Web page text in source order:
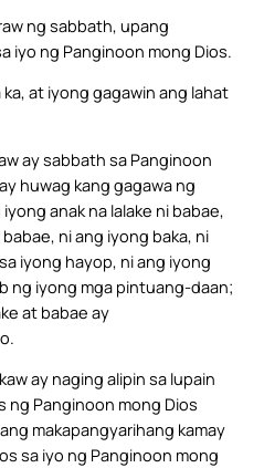
ng sabbath, upang
iyo ng Panginoon mong Dios.
ka, at iyong gagawin ang lahat
ay sabbath sa Panginoon
huwag kang gagawa ng
anak na lalake ni babae,
ni ang iyong baka, ni
iyong hayop, ni ang iyong
ng iyong mga pintuang-daan;
at babae ay
ay naging alipin sa lupain
ng Panginoon mong Dios
makapangyarihang kamay
sa iyo ng Panginoon mong